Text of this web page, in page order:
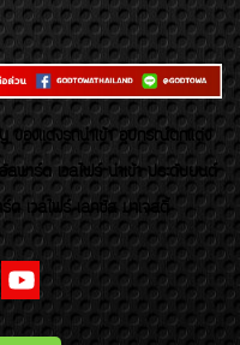
องเเต่งรถนำเข้า อุปกรณ์ตกแต่ง
พาร์ด เวลไฟร์ นำเข้า ประดับยนต์
ด เวลไฟร์ เลกซัส มาเจสตี้